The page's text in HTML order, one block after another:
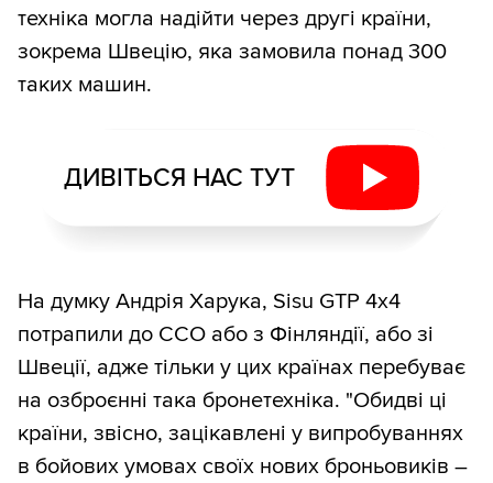
техніка могла надійти через другі країни,
зокрема Швецію, яка замовила понад 300
таких машин.
ДИВІТЬСЯ НАС ТУТ
На думку Андрія Харука, Sisu GTP 4x4
потрапили до ССО або з Фінляндії, або зі
Швеції, адже тільки у цих країнах перебуває
на озброєнні така бронетехніка. "Обидві ці
країни, звісно, зацікавлені у випробуваннях
в бойових умовах своїх нових броньовиків –